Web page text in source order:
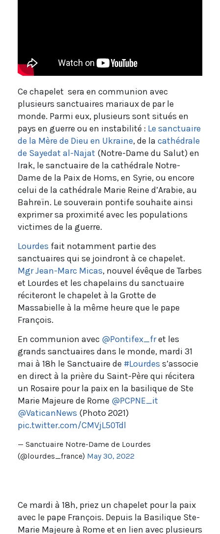
Ce chapelet sera en communion avec
plusieurs sanctuaires mariaux de par le
monde. Parmi eux, plusieurs sont situés en
pays en guerre ou en instabilité : Le sanctuaire
de la Mère de Dieu en Ukraine, de la cathédrale
de Sayedat al-Najat (Notre-Dame du Salut) en
Irak, le sanctuaire de la cathédrale Notre-
Dame de la Paix de Homs, en Syrie, ou encore
celui de la cathédrale Marie Reine d’Arabie, au
Bahreïn. Le souverain pontife souhaite ainsi
exprimer sa proximité avec les populations
victimes de la guerre.
Lourdes fait notamment partie des
sanctuaires qui se joindront à ce chapelet.
Mgr Jean-Marc Micas, nouvel évêque de Tarbes
et Lourdes et les chapelains du sanctuaire
réciteront le chapelet à la Grotte de
Massabielle à la même heure que le pape
François.
En communion avec @Pontifex_fret les
grands sanctuaires dans le monde, mardi 31
mai à 18h le Sanctuaire de #Lourdes s’associe
en direct à la prière du Saint-Père qui récitera
un Rosaire pour la paix en la basilique de Ste
Marie Majeure de Rome @PCPNE_it
@VaticanNews (Photo 2021)
pic.twitter.com/CMVjL50Tdl
— Sanctuaire Notre-Dame de Lourdes
(@lourdes_france) May 30, 2022
Ce mardi à 18h, priez un chapelet pour la paix
avec le pape François. Depuis la Basilique Ste-
Marie Majeure à Rome et en lien avec plusieurs